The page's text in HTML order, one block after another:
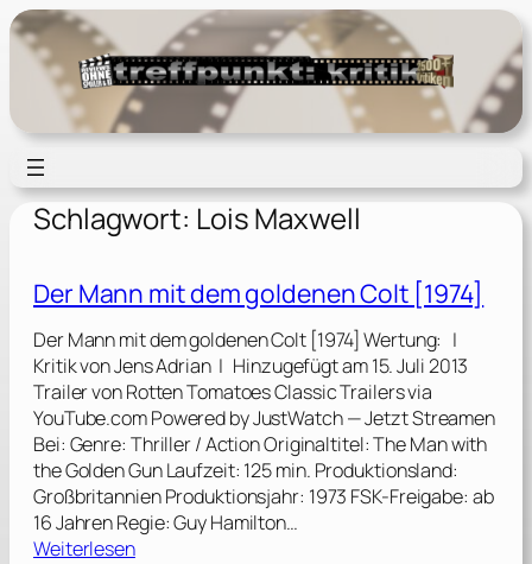
Zum
Inhalt
springen
Schlagwort: Lois Maxwell
Der Mann mit dem goldenen Colt [1974]
Der Mann mit dem goldenen Colt [1974] Wertung: |
Kritik von Jens Adrian | Hinzugefügt am 15. Juli 2013
Trailer von Rotten Tomatoes Classic Trailers via
YouTube.com Powered by JustWatch — Jetzt Streamen
Bei: Genre: Thriller / Action Originaltitel: The Man with
the Golden Gun Laufzeit: 125 min. Produktionsland:
Großbritannien Produktionsjahr: 1973 FSK-Freigabe: ab
16 Jahren Regie: Guy Hamilton…
Weiterlesen: